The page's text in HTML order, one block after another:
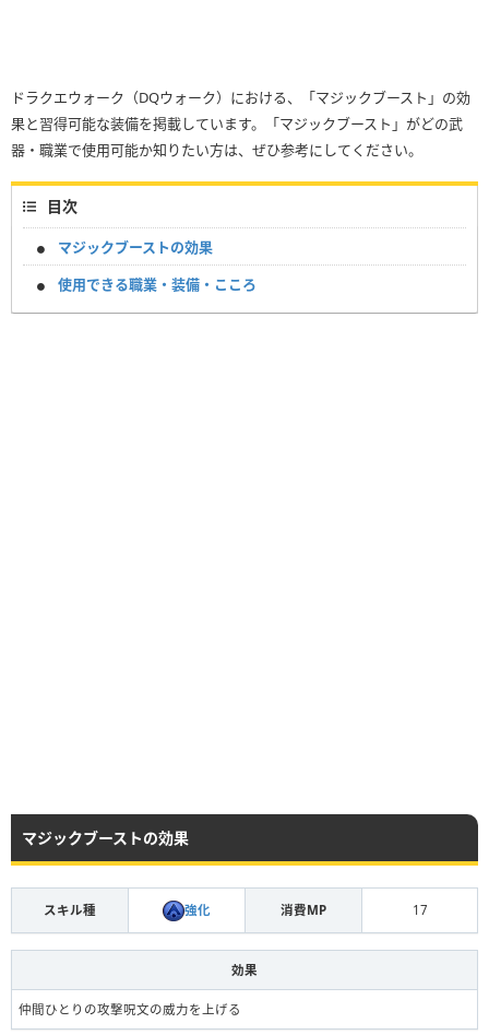
ドラクエウォーク（DQウォーク）における、「マジックブースト」の効
果と習得可能な装備を掲載しています。「マジックブースト」がどの武
器・職業で使用可能か知りたい方は、ぜひ参考にしてください。
目次
マジックブーストの効果
使用できる職業・装備・こころ
マジックブーストの効果
スキル種 強化 消費MP 17
効果
仲間ひとりの攻撃呪文の威力を上げる